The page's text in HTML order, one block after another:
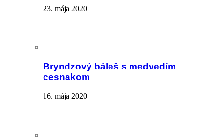
23. mája 2020
Bryndzový báleš s medvedím
cesnakom
16. mája 2020